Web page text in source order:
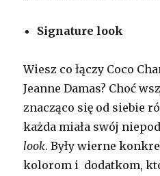
Signature look
Wiesz co łączy Coco
Jeanne Damas? Choć
znacząco się od siebie
każda miała swój
look. Były wierne
kolorom i dodatkom,